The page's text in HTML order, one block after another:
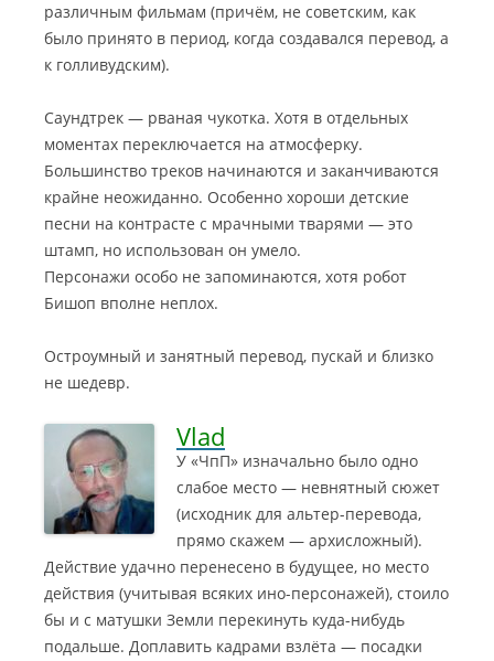
различным фильмам (причём, не советским, как
было принято в период, когда создавался перевод, а
к голливудским).
Саундтрек — рваная чукотка. Хотя в отдельных
моментах переключается на атмосферку.
Большинство треков начинаются и заканчиваются
крайне неожиданно. Особенно хороши детские
песни на контрасте с мрачными тварями — это
штамп, но использован он умело.
Персонажи особо не запоминаются, хотя робот
Бишоп вполне неплох.
Остроумный и занятный перевод, пускай и близко
не шедевр.
Vlad
У «ЧпП» изначально было одно
слабое место — невнятный сюжет
(исходник для альтер-перевода,
прямо скажем — архисложный).
Действие удачно перенесено в будущее, но место
действия (учитывая всяких ино-персонажей), стоило
бы и с матушки Земли перекинуть куда-нибудь
подальше. Доплавить кадрами взлёта — посадки